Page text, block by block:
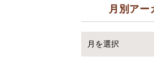
月別アー